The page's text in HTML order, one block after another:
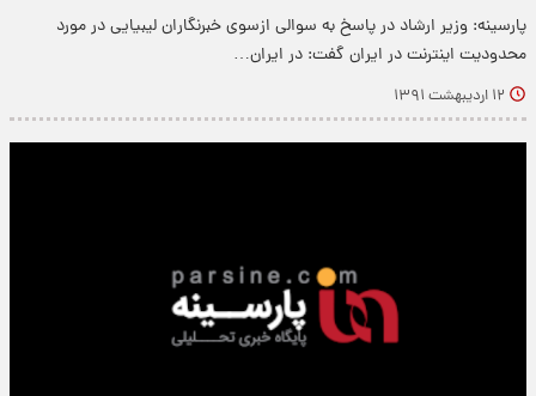
پارسینه: وزیر ارشاد در پاسخ به سوالی ازسوی خبرنگاران لیبیایی در مورد
محدودیت اینترنت در ایران گفت:‌ در ایران…
۱۲ اردیبهشت ۱۳۹۱